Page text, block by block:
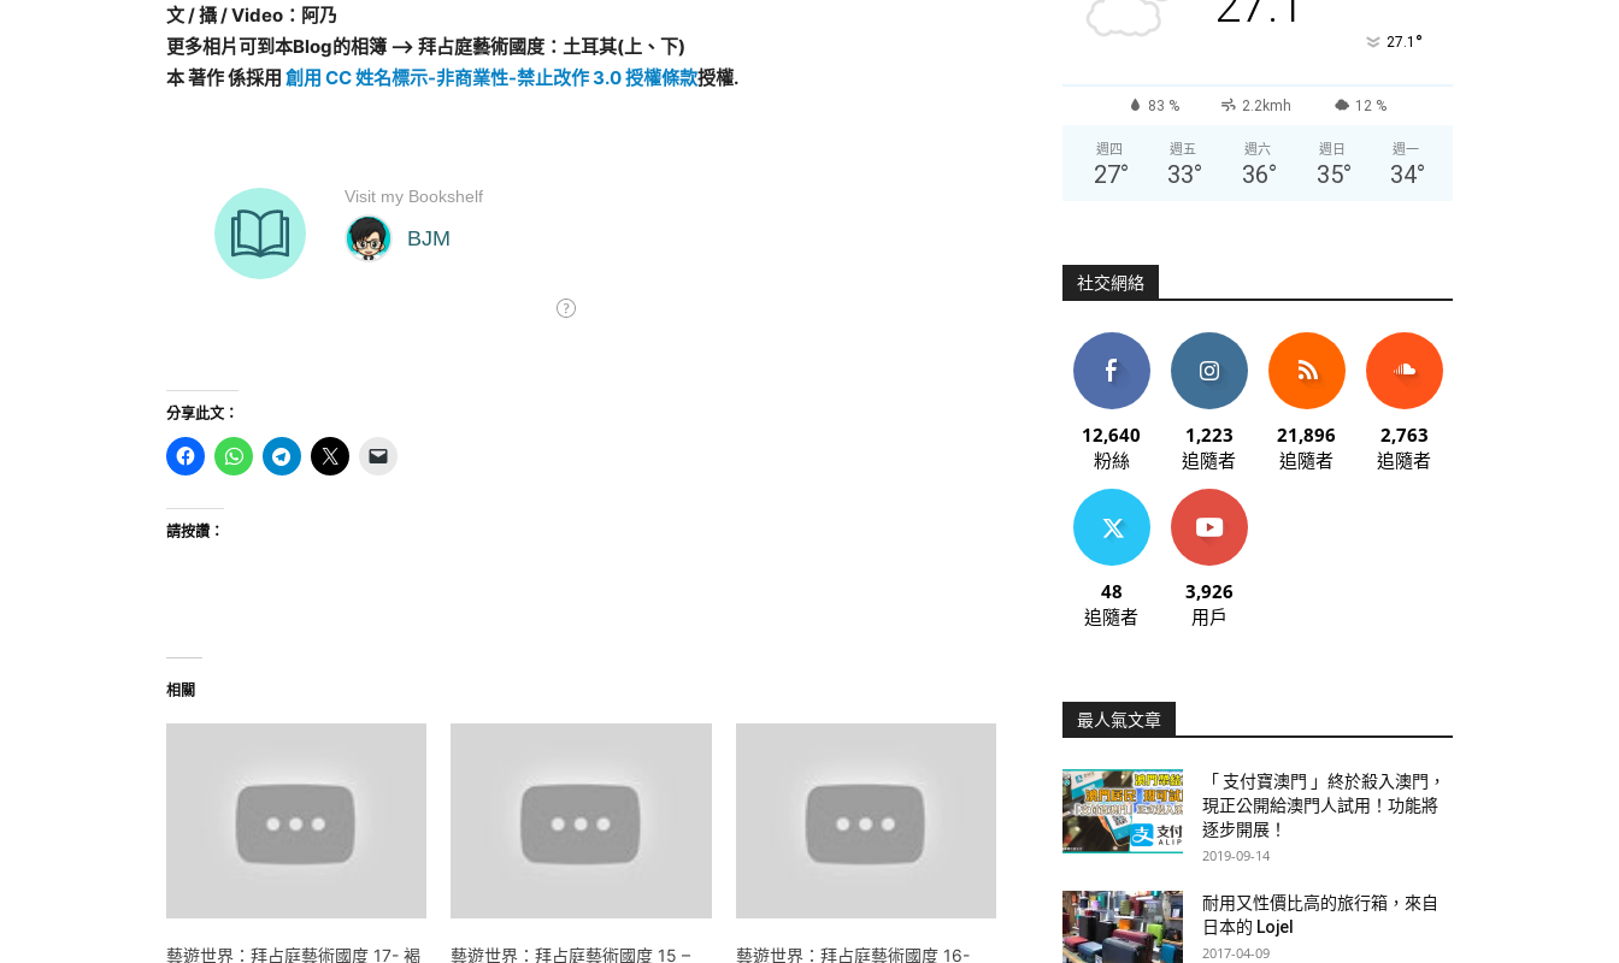
文 / 攝 / Video：阿乃
更多相片可到本Blog的相簿 –> 拜占庭藝術國度：土耳其(上、下)
本 著作 係採用 創用 CC 姓名標示-非商業性-禁止改作 3.0 授權條款授權.
分享此文：
請按讚：
相關
藝遊世界：拜占庭藝術國度 17- 褐
藝遊世界：拜占庭藝術國度 15 –
藝遊世界：拜占庭藝術國度 16-
27.1 °
83 % 2.2kmh 12 %
週四
27°
週五
33°
週六
36°
週日
35°
週一
34°
社交網絡
12,640
粉絲
1,223
追隨者
21,896
追隨者
2,763
追隨者
48
追隨者
3,926
用戶
最人氣文章
「 支付寶澳門 」終於殺入澳門，
現正公開給澳門人試用！功能將
逐步開展！
2019-09-14
耐用又性價比高的旅行箱，來自
日本的 Lojel
2017-04-09